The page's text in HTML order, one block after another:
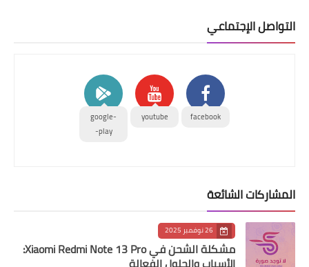
التواصل الإجتماعي
facebook
youtube
google-
play-
المشاركات الشائعة
26 نوفمبر 2025
مشكلة الشحن في Xiaomi Redmi Note 13 Pro: